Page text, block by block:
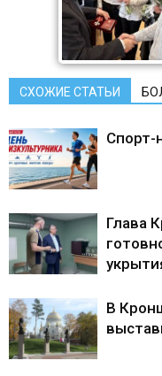
СХОЖИЕ СТАТЬИ
Спорт-
Глава
В